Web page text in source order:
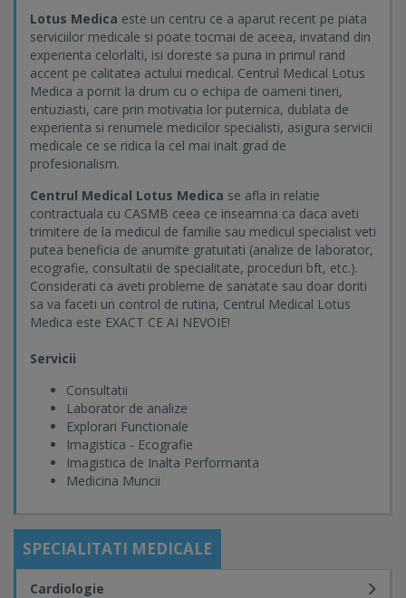
Lotus Medica este un centru ce a aparut recent pe piata
serviciilor medicale si poate tocmai de aceea, invatand din
experienta celorlalti, isi doreste sa puna in primul rand
accent pe calitatea actului medical. Centrul Medical Lotus
Medica a pornit la drum cu o echipa de oameni tineri,
entuziasti, care prin motivatia lor puternica, dublata de
experienta si renumele medicilor specialisti, asigura servicii
medicale ce se ridica la cel mai inalt grad de
profesionalism.
Centrul Medical Lotus Medica se afla in relatie
contractuala cu CASMB ceea ce inseamna ca daca aveti
trimitere de la medicul de familie sau medicul specialist veti
putea beneficia de anumite gratuitati (analize de laborator,
ecografie, consultatii de specialitate, proceduri bft, etc.).
Considerati ca aveti probleme de sanatate sau doar doriti
sa va faceti un control de rutina, Centrul Medical Lotus
Medica este EXACT CE AI NEVOIE!
Servicii
Consultatii
Laborator de analize
Explorari Functionale
Imagistica - Ecografie
Imagistica de Inalta Performanta
Medicina Muncii
SPECIALITATI MEDICALE
Cardiologie